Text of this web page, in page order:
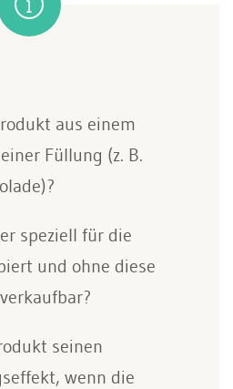
aus einem
Füllung (z. B.
speziell für die
und ohne diese
seinen
wenn die